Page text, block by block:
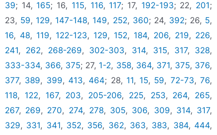
39; 14, 165; 16, 115, 116, 117; 17, 192-193; 22, 201;
23, 59, 129, 147-148, 149, 252, 360; 24, 392; 26, 5,
16, 48, 119, 122-123, 129, 152, 184, 206, 219, 226,
241, 262, 268-269, 302-303, 314, 315, 317, 328,
333-334, 366, 375; 27, 1-2, 358, 364, 371, 375, 376,
377, 389, 399, 413, 464; 28, 11, 15, 59, 72-73,76,
118, 122, 167, 203, 205-206, 225, 253, 264, 265,
267, 269, 270, 274, 278, 305, 306, 309, 314, 317,
329, 331, 341, 352, 356, 362, 363, 383, 384, 444,